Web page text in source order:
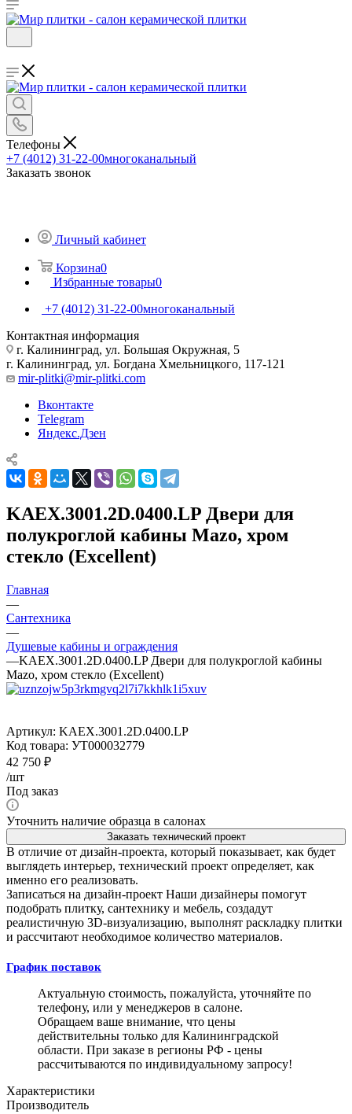
Телефоны
+7 (4012) 31-22-00многоканальный
Заказать звонок
Личный кабинет
Корзина0
Избранные товары0
+7 (4012) 31-22-00многоканальный
Контактная информация
г. Калининград, ул. Большая Окружная, 5
г. Калининград, ул. Богдана Хмельницкого, 117-121
mir-plitki@mir-plitki.com
Вконтакте
Telegram
Яндекс.Дзен
KAEX.3001.2D.0400.LP Двери для
полукроглой кабины Mazo, хром
стекло (Excellent)
Главная
—
Сантехника
—
Душевые кабины и ограждения
—KAEX.3001.2D.0400.LP Двери для полукроглой кабины
Mazo, хром стекло (Excellent)
Артикул: KAEX.3001.2D.0400.LP
Код товара: УТ000032779
42 750 ₽
/шт
Под заказ
Уточнить наличие образца в салонах
Заказать технический проект
В отличие от дизайн-проекта, который показывает, как будет
выглядеть интерьер, технический проект определяет, как
именно его реализовать.
Записаться на дизайн-проект Наши дизайнеры помогут
подобрать плитку, сантехнику и мебель, создадут
реалистичную 3D-визуализацию, выполнят раскладку плитки
и рассчитают необходимое количество материалов.
График поставок
Актуальную стоимость, пожалуйста, уточняйте по
телефону, или у менеджеров в салоне.
Обращаем ваше внимание, что цены
действительны только для Калининградской
области. При заказе в регионы РФ - цены
рассчитываются по индивидуальному запросу!
Характеристики
Производитель